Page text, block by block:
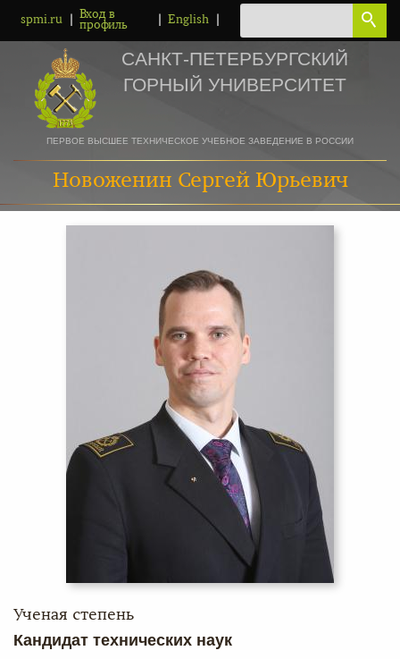
spmi.ru
Вход в
профиль
English
САНКТ-ПЕТЕРБУРГСКИЙ
ГОРНЫЙ УНИВЕРСИТЕТ
ПЕРВОЕ ВЫСШЕЕ ТЕХНИЧЕСКОЕ УЧЕБНОЕ ЗАВЕДЕНИЕ В РОССИИ
Новоженин Сергей Юрьевич
Ученая степень
Кандидат технических наук